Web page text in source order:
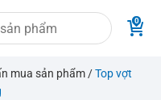
mua sản phẩm /Top vợt